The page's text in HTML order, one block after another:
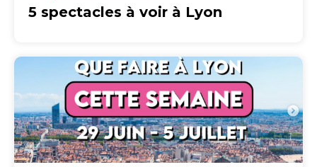
5 spectacles à voir à Lyon